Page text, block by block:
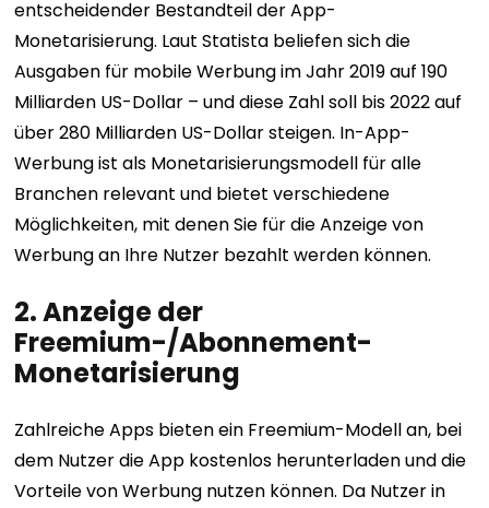
entscheidender Bestandteil der App-
Monetarisierung. Laut Statista beliefen sich die
Ausgaben für mobile Werbung im Jahr 2019 auf 190
Milliarden US-Dollar – und diese Zahl soll bis 2022 auf
über 280 Milliarden US-Dollar steigen. In-App-
Werbung ist als Monetarisierungsmodell für alle
Branchen relevant und bietet verschiedene
Möglichkeiten, mit denen Sie für die Anzeige von
Werbung an Ihre Nutzer bezahlt werden können.
2. Anzeige der
Freemium-/Abonnement-
Monetarisierung
Zahlreiche Apps bieten ein Freemium-Modell an, bei
dem Nutzer die App kostenlos herunterladen und die
Vorteile von Werbung nutzen können. Da Nutzer in